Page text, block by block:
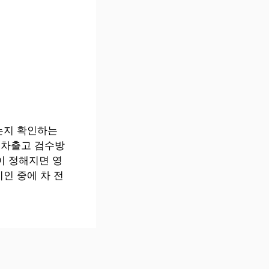
확인하는
출고 검수방
정해지면 영
중에 차 전